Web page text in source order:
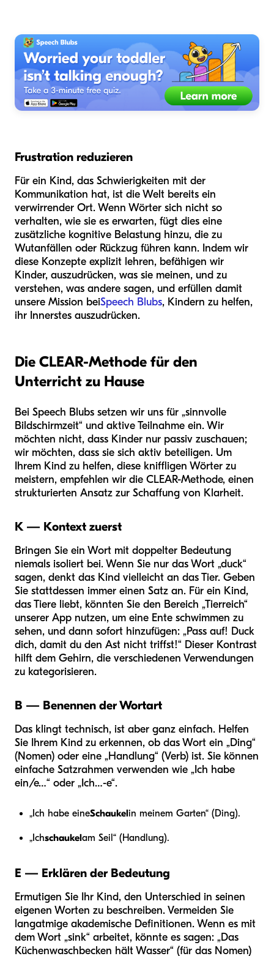
Frustration reduzieren
Für ein Kind, das Schwierigkeiten mit der
Kommunikation hat, ist die Welt bereits ein
verwirrender Ort. Wenn Wörter sich nicht so
verhalten, wie sie es erwarten, fügt dies eine
zusätzliche kognitive Belastung hinzu, die zu
Wutanfällen oder Rückzug führen kann. Indem wir
diese Konzepte explizit lehren, befähigen wir
Kinder, auszudrücken, was sie meinen, und zu
verstehen, was andere sagen, und erfüllen damit
unsere Mission beiSpeech Blubs, Kindern zu helfen,
ihr Innerstes auszudrücken.
Die CLEAR-Methode für den
Unterricht zu Hause
Bei Speech Blubs setzen wir uns für „sinnvolle
Bildschirmzeit“ und aktive Teilnahme ein. Wir
möchten nicht, dass Kinder nur passiv zuschauen;
wir möchten, dass sie sich aktiv beteiligen. Um
Ihrem Kind zu helfen, diese kniffligen Wörter zu
meistern, empfehlen wir die CLEAR-Methode, einen
strukturierten Ansatz zur Schaffung von Klarheit.
K — Kontext zuerst
Bringen Sie ein Wort mit doppelter Bedeutung
niemals isoliert bei. Wenn Sie nur das Wort „duck“
sagen, denkt das Kind vielleicht an das Tier. Geben
Sie stattdessen immer einen Satz an. Für ein Kind,
das Tiere liebt, könnten Sie den Bereich „Tierreich“
unserer App nutzen, um eine Ente schwimmen zu
sehen, und dann sofort hinzufügen: „Pass auf! Duck
dich, damit du den Ast nicht triffst!“ Dieser Kontrast
hilft dem Gehirn, die verschiedenen Verwendungen
zu kategorisieren.
B — Benennen der Wortart
Das klingt technisch, ist aber ganz einfach. Helfen
Sie Ihrem Kind zu erkennen, ob das Wort ein „Ding“
(Nomen) oder eine „Handlung“ (Verb) ist. Sie können
einfache Satzrahmen verwenden wie „Ich habe
ein/e…“ oder „Ich…-e“.
„Ich habe eineSchaukelin meinem Garten“ (Ding).
„Ichschaukelam Seil“ (Handlung).
E — Erklären der Bedeutung
Ermutigen Sie Ihr Kind, den Unterschied in seinen
eigenen Worten zu beschreiben. Vermeiden Sie
langatmige akademische Definitionen. Wenn es mit
dem Wort „sink“ arbeitet, könnte es sagen: „Das
Küchenwaschbecken hält Wasser“ (für das Nomen)